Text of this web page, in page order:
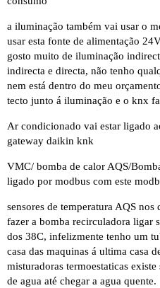
a iluminação também vai usar o
usar esta fonte de alimentação
gosto muito de iluminação
indirecta e directa, não tenho
nem está dentro do meu
tecto junto á iluminação e o knx
Ar condicionado vai estar ligado
gateway daikin knk
VMC/ bomba de calor AQS/
ligado por modbus com este
sensores de temperatura AQS nos
fazer a bomba recirculadora ligar
dos 38C, infelizmente tenho um
casa das maquinas á ultima casa
misturadoras termoestaticas
de agua até chegar a agua quente.